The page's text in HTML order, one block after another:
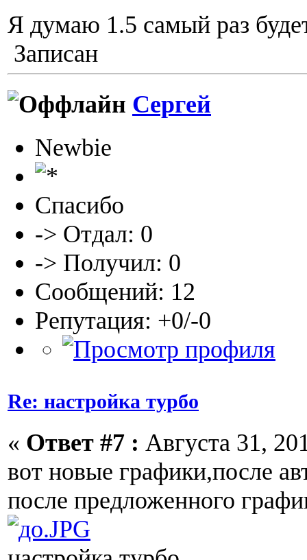
Я думаю 1.5 самый раз
Записан
Сергей
Newbie
Спасибо
-> Отдал: 0
-> Получил: 0
Сообщений: 12
Репутация: +0/-0
Re: настройка турбо
« Ответ #7 : Августа 31,
вот новые графики,после
после предложенного